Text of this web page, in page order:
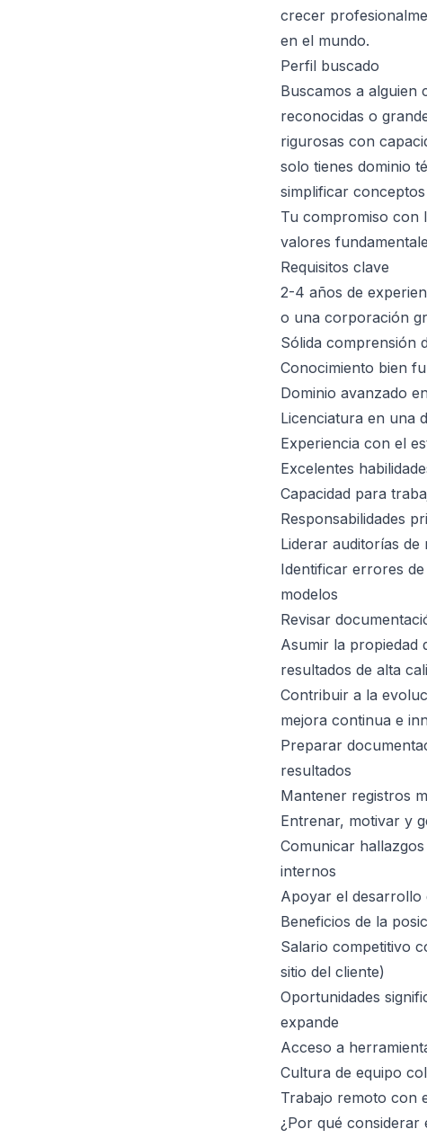
crecer
en el mundo.
Perfil buscado
Buscamos a
reconocidas o
rigurosas con
solo tienes dominio
simplificar
Tu compromiso con
valores
Requisitos clave
2-4 años de
o una corporación
Sólida comprensión
Conocimiento bien
Dominio avanzado
Licenciatura en una
Experiencia con el
Excelentes
Capacidad para
Responsabilidades
Liderar auditorías
Identificar errores
modelos
Revisar
Asumir la propiedad
resultados de alta
Contribuir a la
mejora continua e
Preparar
resultados
Mantener registros
Entrenar, motivar y
Comunicar
internos
Apoyar el desarrollo
Beneficios de la
Salario competitivo
sitio del cliente)
Oportunidades
expande
Acceso a
Cultura de equipo
Trabajo remoto con
¿Por qué considerar